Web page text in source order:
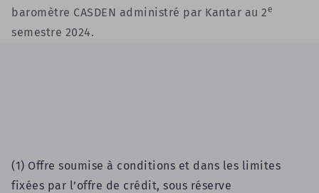
baromètre CASDEN administré par Kantar au 2e
semestre 2024.
(1) Offre soumise à conditions et dans les limites
fixées par l’offre de crédit, sous réserve